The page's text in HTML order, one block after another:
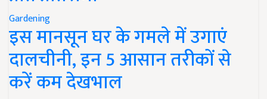
Gardening
इस मानसून घर के गमले में उगाएं
दालचीनी, इन 5 आसान तरीकों से
करें कम देखभाल